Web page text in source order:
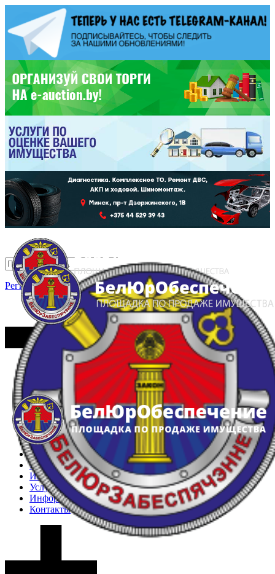
Регистрация Вход
Главная
Арестованное имущество
Реестр несостоявшихся торгов
Реестр переоценок
Частное имущество
Государственное имущество
Интернет-магазин
Интернет-витрина
Услуги
Информация
Контакты